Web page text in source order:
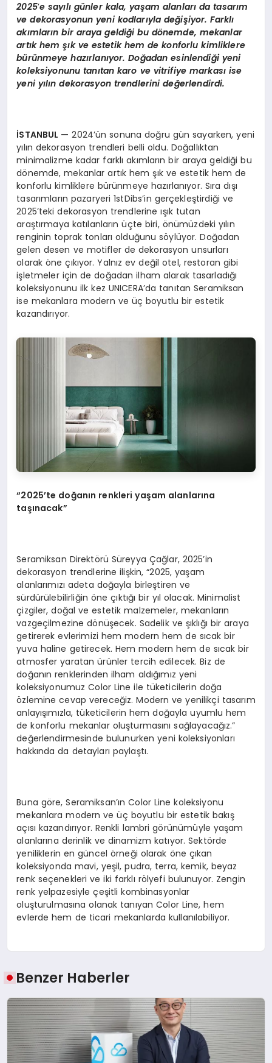
2025’e sayılı günler kala, yaşam alanları da tasarım
ve dekorasyonun yeni kodlarıyla değişiyor. Farklı
akımların bir araya geldiği bu dönemde, mekanlar
artık hem şık ve estetik hem de konforlu kimliklere
bürünmeye hazırlanıyor. Doğadan esinlendiği yeni
koleksiyonunu tanıtan karo ve vitrifiye markası ise
yeni yılın dekorasyon trendlerini değerlendirdi.
İSTANBUL — 2024’ün sonuna doğru gün sayarken, yeni
yılın dekorasyon trendleri belli oldu. Doğallıktan
minimalizme kadar farklı akımların bir araya geldiği bu
dönemde, mekanlar artık hem şık ve estetik hem de
konforlu kimliklere bürünmeye hazırlanıyor. Sıra dışı
tasarımların pazaryeri 1stDibs’in gerçekleştirdiği ve
2025’teki dekorasyon trendlerine ışık tutan
araştırmaya katılanların üçte biri, önümüzdeki yılın
renginin toprak tonları olduğunu söylüyor. Doğadan
gelen desen ve motifler de dekorasyon unsurları
olarak öne çıkıyor. Yalnız ev değil otel, restoran gibi
işletmeler için de doğadan ilham alarak tasarladığı
koleksiyonunu ilk kez UNICERA’da tanıtan Seramiksan
ise mekanlara modern ve üç boyutlu bir estetik
kazandırıyor.
“2025’te doğanın renkleri yaşam alanlarına
taşınacak”
Seramiksan Direktörü Süreyya Çağlar, 2025’in
dekorasyon trendlerine ilişkin, “2025, yaşam
alanlarımızı adeta doğayla birleştiren ve
sürdürülebilirliğin öne çıktığı bir yıl olacak. Minimalist
çizgiler, doğal ve estetik malzemeler, mekanların
vazgeçilmezine dönüşecek. Sadelik ve şıklığı bir araya
getirerek evlerimizi hem modern hem de sıcak bir
yuva haline getirecek. Hem modern hem de sıcak bir
atmosfer yaratan ürünler tercih edilecek. Biz de
doğanın renklerinden ilham aldığımız yeni
koleksiyonumuz Color Line ile tüketicilerin doğa
özlemine cevap vereceğiz. Modern ve yenilikçi tasarım
anlayışımızla, tüketicilerin hem doğayla uyumlu hem
de konforlu mekanlar oluşturmasını sağlayacağız.”
değerlendirmesinde bulunurken yeni koleksiyonları
hakkında da detayları paylaştı.
Buna göre, Seramiksan’ın Color Line koleksiyonu
mekanlara modern ve üç boyutlu bir estetik bakış
açısı kazandırıyor. Renkli lambri görünümüyle yaşam
alanlarına derinlik ve dinamizm katıyor. Sektörde
yeniliklerin en güncel örneği olarak öne çıkan
koleksiyonda mavi, yeşil, pudra, terra, kemik, beyaz
renk seçenekleri ve iki farklı rölyefi bulunuyor. Zengin
renk yelpazesiyle çeşitli kombinasyonlar
oluşturulmasına olanak tanıyan Color Line, hem
evlerde hem de ticari mekanlarda kullanılabiliyor.
Benzer Haberler